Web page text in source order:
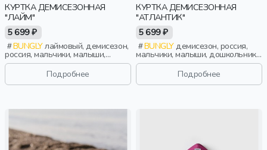
КУРТКА ДЕМИСЕЗОННАЯ
"ЛАЙМ"
5 699 ₽
BUNGLYлаймовый, демисезон,
россия, мальчики, малыши,
дошкольники, дети
Подробнее
КУРТКА ДЕМИСЕЗОННАЯ
"АТЛАНТИК"
5 699 ₽
BUNGLYдемисезон, россия,
мальчики, малыши, дошкольники,
дети
Подробнее